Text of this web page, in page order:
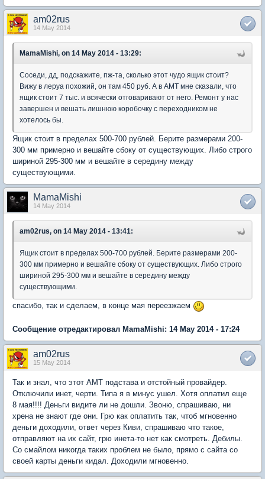
am02rus
14 May 2014
MamaMishi, on 14 May 2014 - 13:29:
Соседи, дд, подскажите, пж-та, сколько этот чудо ящик стоит?
Вижу в леруа похожий, он там 450 руб. А в АМТ мне сказали, что
ящик стоит 7 тыс. и всячески отговаривают от него. Ремонт у нас
завершен и вешать лишнюю коробочку с переходником не
хотелось бы.
Ящик стоит в пределах 500-700 рублей. Берите размерами 200-
300 мм примерно и вешайте сбоку от существующих. Либо строго
шириной 295-300 мм и вешайте в середину между
существующими.
MamaMishi
14 May 2014
am02rus, on 14 May 2014 - 13:41:
Ящик стоит в пределах 500-700 рублей. Берите размерами 200-
300 мм примерно и вешайте сбоку от существующих. Либо строго
шириной 295-300 мм и вешайте в середину между
существующими.
спасибо, так и сделаем, в конце мая переезжаем
Сообщение отредактировал MamaMishi: 14 May 2014 - 17:24
am02rus
15 May 2014
Так и знал, что этот АМТ подстава и отстойный провайдер.
Отключили инет, черти. Типа я в минус ушел. Хотя оплатил еще
8 мая!!!! Деньги видите ли не дошли. Звоню, спрашиваю, ни
хрена не знают где они. Грю как оплатить так, чтоб мгновенно
деньги доходили, ответ через Киви, спрашиваю что такое,
отправляют на их сайт, грю инета-то нет как смотреть. Дебилы.
Со смайлом никогда таких проблем не было, прямо с сайта со
своей карты деньги кидал. Доходили мгновенно.